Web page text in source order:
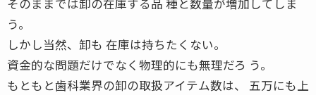
う。
しかし当然、卸も 在庫は持ちたくない。
資金的な問題だけでなく物理的にも無理だろ う。
もともと歯科業界の卸の取扱アイテム数は、 五万にも上